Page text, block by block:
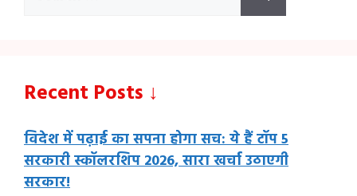
Recent Posts ↓
विदेश में पढ़ाई का सपना होगा सच: ये हैं टॉप 5
सरकारी स्कॉलरशिप 2026, सारा खर्चा उठाएगी
सरकार!